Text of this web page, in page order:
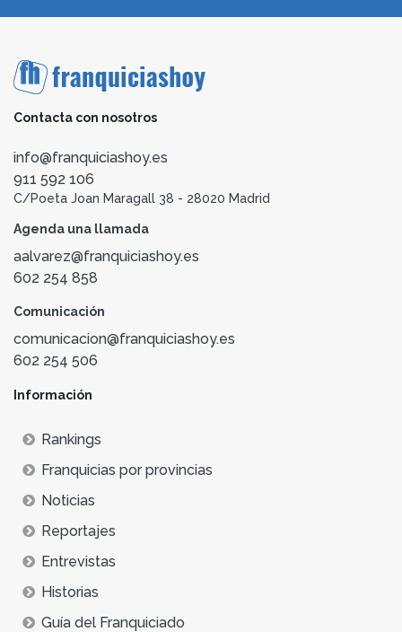
Contacta con nosotros
info@franquiciashoy.es
911 592 106
C/Poeta Joan Maragall 38 - 28020 Madrid
Agenda una llamada
aalvarez@franquiciashoy.es
602 254 858
Comunicación
comunicacion@franquiciashoy.es
602 254 506
Información
Rankings
Franquicias por provincias
Noticias
Reportajes
Entrevistas
Historias
Guía del Franquiciado